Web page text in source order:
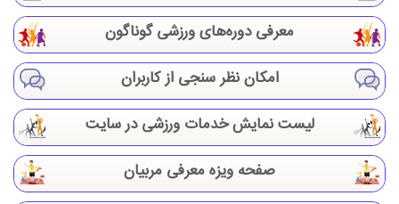
معرفی دوره‌های ورزشی گوناگون
امکان نظر سنجی از کاربران
لیست نمایش خدمات ورزشی در سایت
صفحه ویزه معرفی مربیان